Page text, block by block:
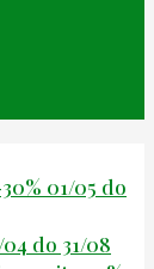
01/05 do
do 31/08